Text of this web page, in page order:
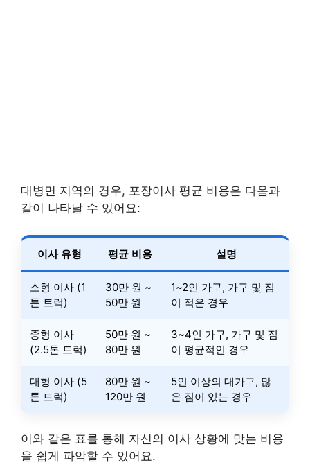
대병면 지역의 경우, 포장이사 평균 비용은 다음과
같이 나타날 수 있어요:
이사 유형 평균 비용 설명
소형 이사 (1
톤 트럭)
30만 원 ~
50만 원
1~2인 가구, 가구 및 짐
이 적은 경우
중형 이사
(2.5톤 트럭)
50만 원 ~
80만 원
3~4인 가구, 가구 및 짐
이 평균적인 경우
대형 이사 (5
톤 트럭)
80만 원 ~
120만 원
5인 이상의 대가구, 많
은 짐이 있는 경우
이와 같은 표를 통해 자신의 이사 상황에 맞는 비용
을 쉽게 파악할 수 있어요.